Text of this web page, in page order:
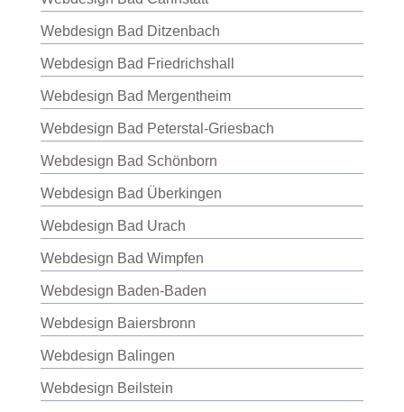
Webdesign Bad Ditzenbach
Webdesign Bad Friedrichshall
Webdesign Bad Mergentheim
Webdesign Bad Peterstal-Griesbach
Webdesign Bad Schönborn
Webdesign Bad Überkingen
Webdesign Bad Urach
Webdesign Bad Wimpfen
Webdesign Baden-Baden
Webdesign Baiersbronn
Webdesign Balingen
Webdesign Beilstein